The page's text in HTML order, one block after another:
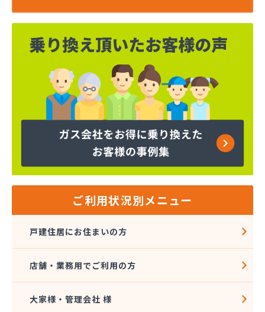
ご利用状況別メニュー
戸建住居にお住まいの方
店舗・業務用でご利用の方
大家様・管理会社 様